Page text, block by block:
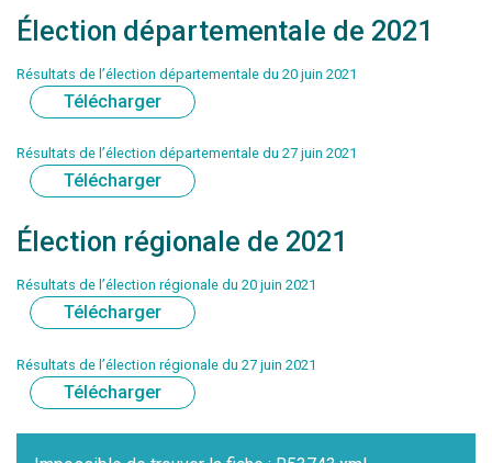
Élection départementale de 2021
Résultats de l’élection départementale du 20 juin 2021
Télécharger
Résultats de l’élection départementale du 27 juin 2021
Télécharger
Élection régionale de 2021
Résultats de l’élection régionale du 20 juin 2021
Télécharger
Résultats de l’élection régionale du 27 juin 2021
Télécharger